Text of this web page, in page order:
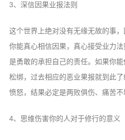
3、深信因果业报法则
这个世界上绝对没有无缘无故的事
你能真心相信因果，真心接受业力
是勇敢的承担自己的责任。如果你
松绑，过去相应的恶业果报就到此了
愤怒，结果必定是两败俱伤、痛苦不
4、思维伤害你的人对于修行的意义